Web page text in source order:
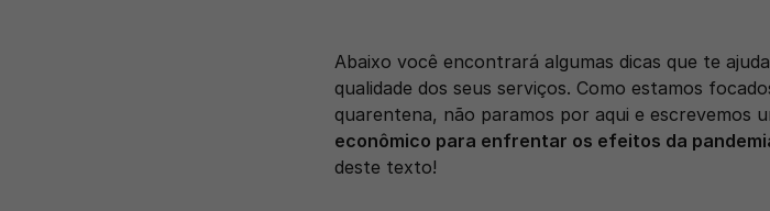
Abaixo você encontrará algumas dicas que te
qualidade dos seus serviços. Como estamos
quarentena, não paramos por aqui e escrevemos
econômico para enfrentar os efeitos da
deste texto!